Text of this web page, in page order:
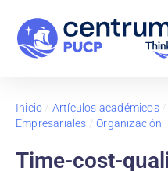
Inicio / Artículos académicos/
Empresariales /Organización
Time-cost-